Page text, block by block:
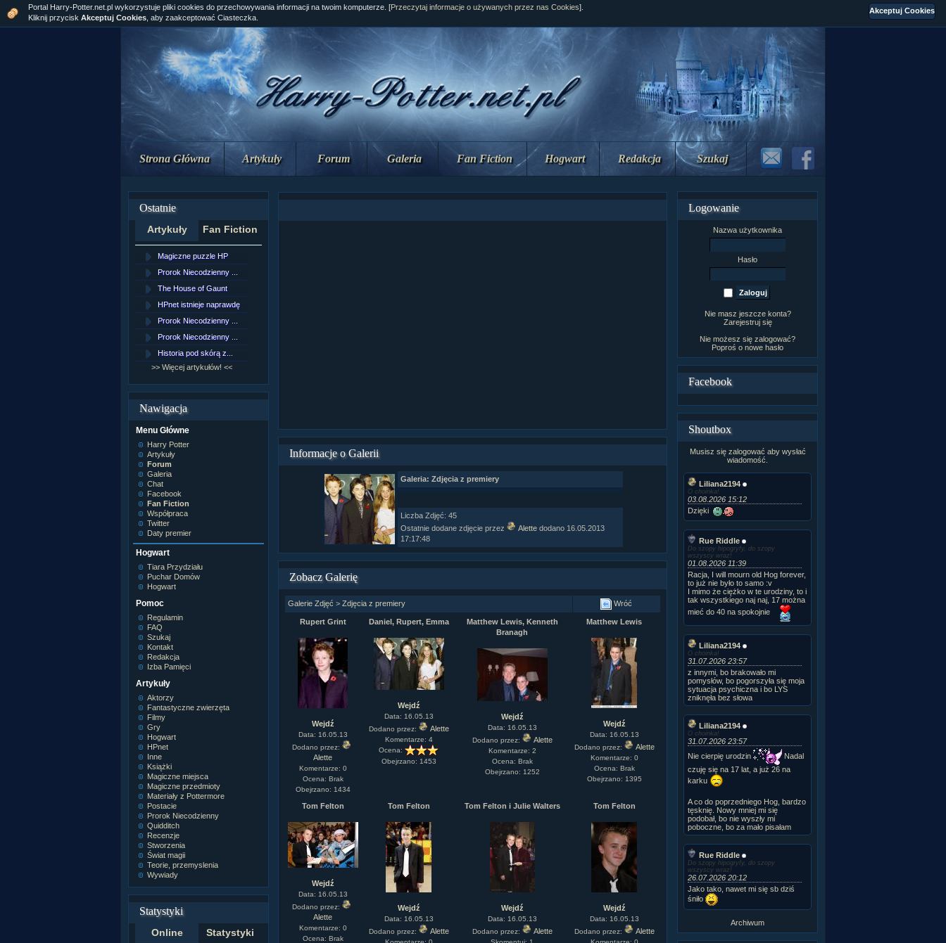
Strona Główna Artykuły Forum Galeria Fan Fiction Hogwart Redakcja Szukaj
Ostatnie
Artykuły Fan Fiction
Magiczne puzzle HP
Prorok Niecodzienny ...
The House of Gaunt
HPnet istnieje naprawdę
Prorok Niecodzienny ...
Prorok Niecodzienny ...
Historia pod skórą z...
>> Więcej artykułów! <<
Nawigacja
Menu Główne
Harry Potter
Artykuły
Forum
Galeria
Chat
Facebook
Fan Fiction
Współpraca
Twitter
Daty premier
Hogwart
Tiara Przydziału
Puchar Domów
Hogwart
Pomoc
Regulamin
FAQ
Szukaj
Kontakt
Redakcja
Izba Pamięci
Artykuły
Aktorzy
Fantastyczne zwierzęta
Filmy
Gry
Hogwart
HPnet
Inne
Książki
Magiczne miejsca
Magiczne przedmioty
Materiały z Pottermore
Postacie
Prorok Niecodzienny
Quidditch
Recenzje
Stworzenia
Świat magii
Teorie, przemyslenia
Wywiady
Statystyki
Online Statystyki
Portal Harry-Potter.net.pl wykorzystuje pliki cookies do przechowywania informacji na twoim komputerze. [Przeczytaj informacje o używanych przez nas Cookies].
Kliknij przycisk Akceptuj Cookies , aby zaakceptować Ciasteczka.
Informacje o Galerii
Galeria: Zdjęcia z premiery
Liczba Zdjęć: 45
Ostatnie dodane zdjęcie przez
Alette dodano 16.05.2013
17:17:48
Zobacz Galerię
Galerie Zdjęć > Zdjęcia z premiery Wróć
Rupert Grint
Wejdź
Data: 16.05.13
Dodano przez:
Alette
Komentarze: 0
Ocena: Brak
Obejrzano: 1434
Daniel, Rupert, Emma
Wejdź
Data: 16.05.13
Dodano przez:
Alette
Komentarze: 4
Ocena:
Obejrzano: 1453
Matthew Lewis, Kenneth
Branagh
Wejdź
Data: 16.05.13
Dodano przez:
Alette
Komentarze: 2
Ocena: Brak
Obejrzano: 1252
Matthew Lewis
Wejdź
Data: 16.05.13
Dodano przez:
Alette
Komentarze: 0
Ocena: Brak
Obejrzano: 1395
Tom Felton
Wejdź
Data: 16.05.13
Dodano przez:
Alette
Komentarze: 0
Ocena: Brak
Tom Felton
Wejdź
Data: 16.05.13
Dodano przez:
Alette
Tom Felton i Julie Walters
Wejdź
Data: 16.05.13
Dodano przez:
Alette
Tom Felton
Wejdź
Data: 16.05.13
Dodano przez:
Alette
Logowanie
Nazwa użytkownika
Hasło
Nie masz jeszcze konta?
Zarejestruj się
Nie możesz się zalogować?
Poproś o nowe hasło
Facebook
Shoutbox
Musisz się zalogować aby wysłać
wiadomość.
Liliana2194
O choinka!
03.08.2026 15:12
Dzięki
Rue Riddle
Do szopy hipogryfy, do szopy
wszyscy wraz!
01.08.2026 11:39
Racja, I will mourn old Hog forever,
to już nie było to samo :v
I mimo że ciężko w te urodziny, to i
tak wszystkiego naj naj, 17 można
mieć do 40 na spokojnie
Liliana2194
O choinka!
31.07.2026 23:57
z innymi, bo brakowało mi
pomysłów, bo pogorszyła się moja
sytuacja psychiczna i bo LYS
zniknęła bez słowa
Liliana2194
O choinka!
31.07.2026 23:57
Nie cierpię urodzin
Nadal
czuję się na 17 lat, a już 26 na
karku
A co do poprzedniego Hog, bardzo
tęsknię. Nowy mniej mi się
podobał, bo nie wyszły mi
poboczne, bo za mało pisałam
Rue Riddle
Do szopy hipogryfy, do szopy
wszyscy wraz!
26.07.2026 20:12
Jako tako, nawet mi się sb dziś
śniło
Archiwum